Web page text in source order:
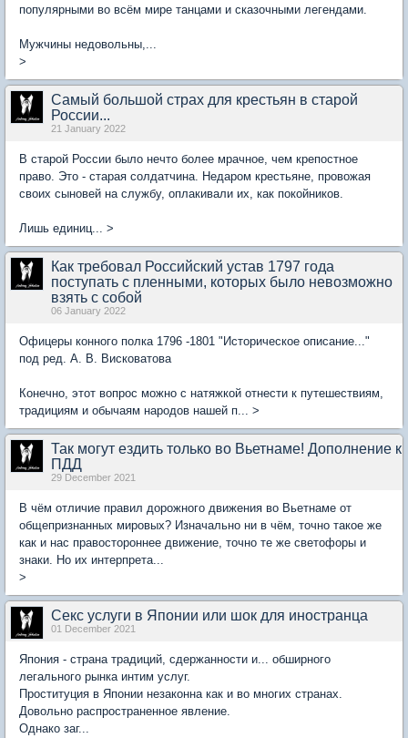
популярными во всём мире танцами и сказочными легендами.
Мужчины недовольны,...
>
Самый большой страх для крестьян в старой
России...
21 January 2022
В старой России было нечто более мрачное, чем крепостное
право. Это - старая солдатчина. Недаром крестьяне, провожая
своих сыновей на службу, оплакивали их, как покойников.
Лишь единиц... >
Как требовал Российский устав 1797 года
поступать с пленными, которых было невозможно
взять с собой
06 January 2022
Офицеры конного полка 1796 -1801 "Историческое описание..."
под ред. А. В. Висковатова
Конечно, этот вопрос можно с натяжкой отнести к путешествиям,
традициям и обычаям народов нашей п... >
Так могут ездить только во Вьетнаме! Дополнение к
ПДД
29 December 2021
В чём отличие правил дорожного движения во Вьетнаме от
общепризнанных мировых? Изначально ни в чём, точно такое же
как и нас правостороннее движение, точно те же светофоры и
знаки. Но их интерпрета...
>
Секс услуги в Японии или шок для иностранца
01 December 2021
Япония - страна традиций, сдержанности и... обширного
легального рынка интим услуг.
Проституция в Японии незаконна как и во многих странах.
Довольно распространенное явление.
Однако заг...